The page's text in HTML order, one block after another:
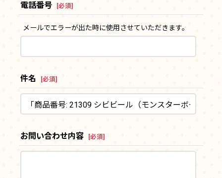
電話番号 [必須]
メールでエラーが出た時に使用させていただきます。
件名 [必須]
お問い合わせ内容 [必須]